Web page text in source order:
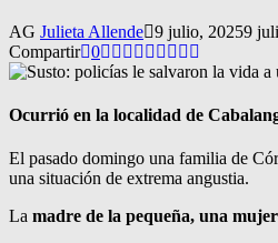
AG Julieta Allende 9 julio, 20259
Compartir 0
Ocurrió en la localidad de
El pasado domingo una familia de
una situación de extrema angustia.
La madre de la pequeña, una